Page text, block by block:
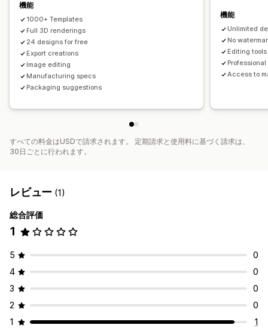
機能
1000+ Templates
Full 3D renderings
24 designs for free
Export creations
Image editing
Manufacturing specs
Packaging suggestions
機能
Unlimited
No
Editing
Access to
すべての料金はUSDで請求されます。 定期請求と使用料に基づく請求は、
30日ごとに行われます。
レビュー (1)
総合評価
1
5
0
4
0
3
0
2
0
1
1